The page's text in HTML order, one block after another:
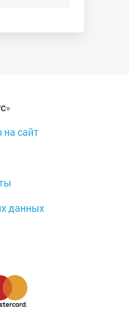
»
на сайт
данных